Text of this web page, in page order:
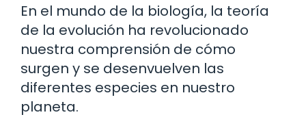
En el mundo de la biología, la teoría
de la evolución ha revolucionado
nuestra comprensión de cómo
surgen y se desenvuelven las
diferentes especies en nuestro
planeta.